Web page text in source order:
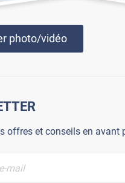
photo/vidéo
offres et conseils en avant